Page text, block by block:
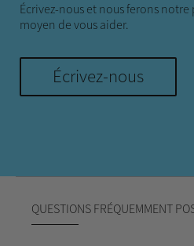
Écrivez-nous et nous ferons
moyen de vous aider.
Écrivez-nous
QUESTIONS FRÉQUEMMENT